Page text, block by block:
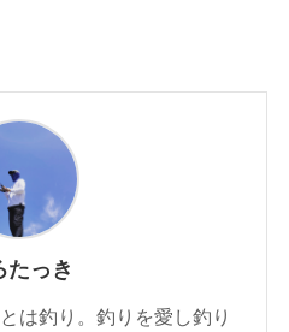
たっき
は釣り。釣りを愛し釣り